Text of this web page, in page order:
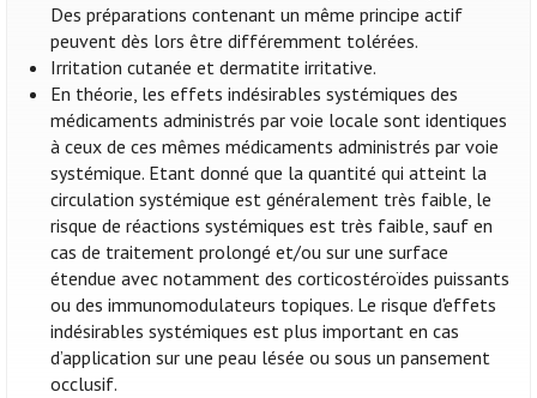
Des préparations contenant un même principe actif
peuvent dès lors être différemment tolérées.
Irritation cutanée et dermatite irritative.
En théorie, les effets indésirables systémiques des
médicaments administrés par voie locale sont identiques
à ceux de ces mêmes médicaments administrés par voie
systémique. Etant donné que la quantité qui atteint la
circulation systémique est généralement très faible, le
risque de réactions systémiques est très faible, sauf en
cas de traitement prolongé et/ou sur une surface
étendue avec notamment des corticostéroïdes puissants
ou des immunomodulateurs topiques. Le risque d'effets
indésirables systémiques est plus important en cas
d’application sur une peau lésée ou sous un pansement
occlusif.